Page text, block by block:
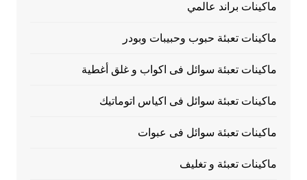
ماكينات براند عالمي
ماكينات تعبئة حبوب وحبيبات وبودر
ماكينات تعبئة سوائل فى اكواب و غلق أغطية
ماكينات تعبئة سوائل فى اكياس اتوماتيك
ماكينات تعبئة سوائل فى عبوات
ماكينات تعبئة و تغليف